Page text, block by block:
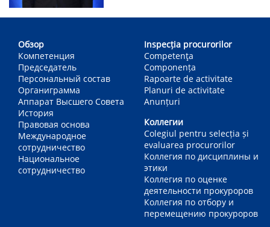
navigation
Обзор
Компетенция
Председатель
Персональный состав
Органиграмма
Аппарат Высшего Совета
История
Правовая основа
Международное
сотрудничество
Национальное
сотрудничество
Inspecția procurorilor
Competenţa
Componența
Rapoarte de activitate
Planuri de activitate
Anunțuri
Коллегии
Colegiul pentru selecția și
evaluarea procurorilor
Коллегия по дисциплины и
этики
Коллегия по оценке
деятельности прокуроров
Коллегия по отбору и
перемещению прокуроров